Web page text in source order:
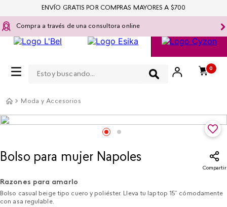
Compra a través de una consultora online
0
ENVÍO GRATIS POR COMPRAS MAYORES A $700
Moda y Accesorios
Bolso para mujer Napoles​
Compartir
Razones para amarlo
Bolso casual beige tipo cuero y poliéster. Lleva tu laptop 15” cómodamente
con asa regulable.